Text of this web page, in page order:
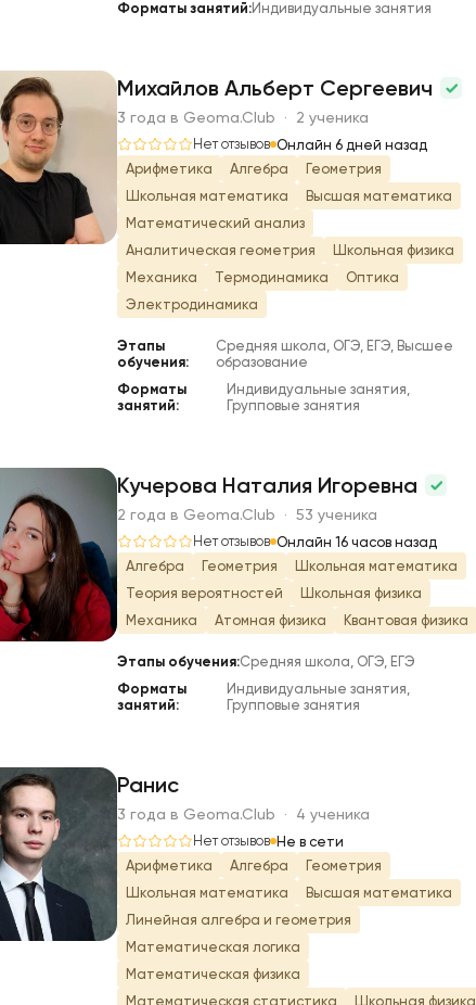
Форматы занятий:Индивидуальные занятия
М
Михайлов Альберт Сергеевич
3 года в Geoma.Club · 2 ученика
Нет отзывов Онлайн 6 дней назад
Арифметика
Алгебра
Геометрия
Школьная математика
Высшая математика
Математический анализ
Аналитическая геометрия
Школьная физика
Механика
Термодинамика
Оптика
Электродинамика
Этапы
обучения:
Средняя школа, ОГЭ, ЕГЭ, Высшее
образование
Форматы
занятий:
Индивидуальные занятия,
Групповые занятия
К
Кучерова Наталия Игоревна
2 года в Geoma.Club · 53 ученика
Нет отзывов Онлайн 16 часов назад
Алгебра
Геометрия
Школьная математика
Теория вероятностей
Школьная физика
Механика
Атомная физика Квантовая физика
Этапы обучения:Средняя школа, ОГЭ, ЕГЭ
Форматы
занятий:
Индивидуальные занятия,
Групповые занятия
Р
Ранис
3 года в Geoma.Club · 4 ученика
Нет отзывов Не в сети
Арифметика
Алгебра
Геометрия
Школьная математика
Высшая математика
Линейная алгебра и геометрия
Математическая логика
Математическая физика
Математическая статистика
Школьная физика